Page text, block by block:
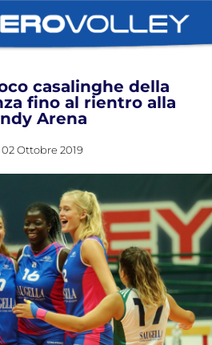
casalinghe della
fino al rientro alla
Arena
02 Ottobre 2019